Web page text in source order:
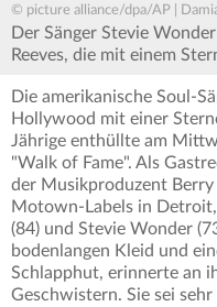
© picture alliance/dpa/AP |
Der Sänger Stevie
Reeves, die mit einem
Die amerikanische Soul-
Hollywood mit einer
Jährige enthüllte am
"Walk of Fame". Als
der Musikproduzent Berry
Motown-Labels in Detroit,
(84) und Stevie Wonder
bodenlangen Kleid und
Schlapphut, erinnerte an
Geschwistern. Sie sei